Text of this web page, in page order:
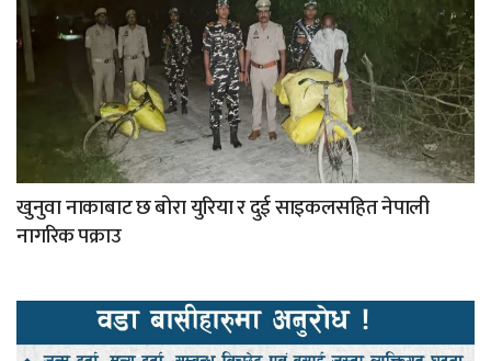
खुनुवा नाकाबाट छ बोरा युरिया र दुई साइकलसहित नेपाली
नागरिक पक्राउ